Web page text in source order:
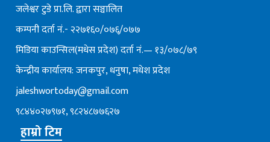
जलेश्वर टुडे प्रा.लि. द्वारा सञ्चालित
कम्पनी दर्ता नं.- २२७१६०/०७६्/०७७
मिडिया काउन्सिल(मधेस प्रदेश) दर्ता नं.— १३/०७८/७९
केन्द्रीय कार्यालय: जनकपुर, धनुषा, मधेश प्रदेश
jaleshwortoday@gmail.com
९८४४०२७९७१, ९८२४८७७६२७
हाम्रो टिम